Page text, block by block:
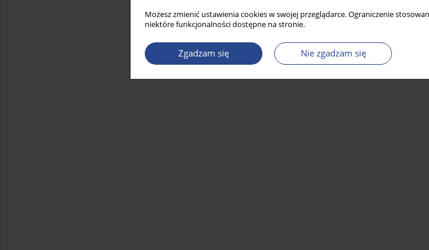
Możesz zmienić ustawienia cookies w swojej przeglądarce. Ograniczenie
niektóre funkcjonalności dostępne na stronie.
Zgadzam się Nie zgadzam się